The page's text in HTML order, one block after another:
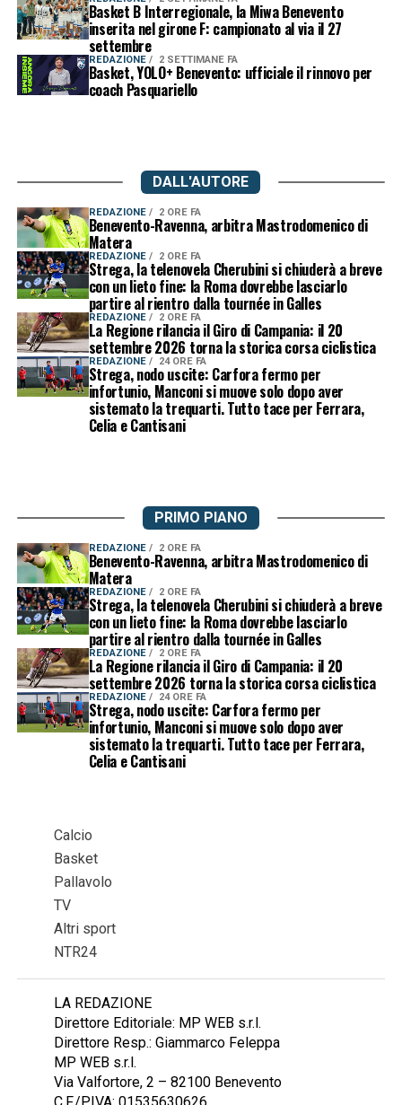
Basket B Interregionale, la Miwa Benevento
inserita nel girone F: campionato al via il 27
settembre
REDAZIONE 2 SETTIMANE FA
Basket, YOLO+ Benevento: ufficiale il rinnovo per
coach Pasquariello
DALL'AUTORE
REDAZIONE 2 ORE FA
Benevento-Ravenna, arbitra Mastrodomenico di
Matera
REDAZIONE 2 ORE FA
Strega, la telenovela Cherubini si chiuderà a breve
con un lieto fine: la Roma dovrebbe lasciarlo
partire al rientro dalla tournée in Galles
REDAZIONE 2 ORE FA
La Regione rilancia il Giro di Campania: il 20
settembre 2026 torna la storica corsa ciclistica
REDAZIONE 24 ORE FA
Strega, nodo uscite: Carfora fermo per
infortunio, Manconi si muove solo dopo aver
sistemato la trequarti. Tutto tace per Ferrara,
Celia e Cantisani
PRIMO PIANO
REDAZIONE 2 ORE FA
Benevento-Ravenna, arbitra Mastrodomenico di
Matera
REDAZIONE 2 ORE FA
Strega, la telenovela Cherubini si chiuderà a breve
con un lieto fine: la Roma dovrebbe lasciarlo
partire al rientro dalla tournée in Galles
REDAZIONE 2 ORE FA
La Regione rilancia il Giro di Campania: il 20
settembre 2026 torna la storica corsa ciclistica
REDAZIONE 24 ORE FA
Strega, nodo uscite: Carfora fermo per
infortunio, Manconi si muove solo dopo aver
sistemato la trequarti. Tutto tace per Ferrara,
Celia e Cantisani
Calcio
Basket
Pallavolo
TV
Altri sport
NTR24
LA REDAZIONE
Direttore Editoriale: MP WEB s.r.l.
Direttore Resp.: Giammarco Feleppa
MP WEB s.r.l.
Via Valfortore, 2 – 82100 Benevento